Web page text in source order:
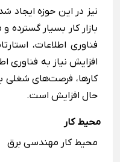
نیز در این حوزه ایجاد
بازار کار بسیار
فناوری اطلاعات،
افزایش نیاز به فناوری
کارها، فرصت‌های شغلی
حال افزایش است.
محیط کار
محیط کار مهندسی برق